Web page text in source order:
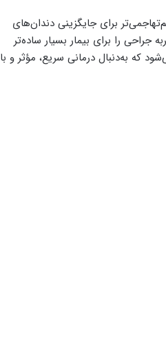
برای جایگزینی دندان‌های
را برای بیمار بسیار ساده‌تر
که به‌دنبال درمانی سریع، مؤثر و با